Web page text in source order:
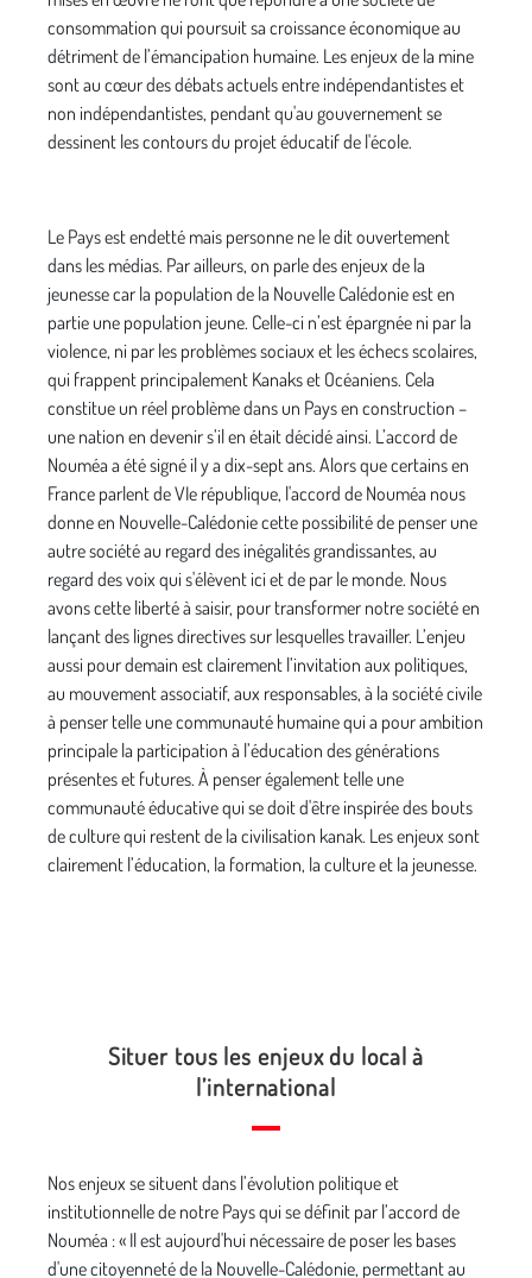
consommation qui poursuit sa croissance économique au
détriment de l’émancipation humaine. Les enjeux de la mine
sont au cœur des débats actuels entre indépendantistes et
non indépendantistes, pendant qu'au gouvernement se
dessinent les contours du projet éducatif de l'école.
Le Pays est endetté mais personne ne le dit ouvertement
dans les médias. Par ailleurs, on parle des enjeux de la
jeunesse car la population de la Nouvelle Calédonie est en
partie une population jeune. Celle-ci n’est épargnée ni par la
violence, ni par les problèmes sociaux et les échecs scolaires,
qui frappent principalement Kanaks et Océaniens. Cela
constitue un réel problème dans un Pays en construction –
une nation en devenir s’il en était décidé ainsi. L’accord de
Nouméa a été signé il y a dix-sept ans. Alors que certains en
France parlent de VIe république, l'accord de Nouméa nous
donne en Nouvelle-Calédonie cette possibilité de penser une
autre société au regard des inégalités grandissantes, au
regard des voix qui s'élèvent ici et de par le monde. Nous
avons cette liberté à saisir, pour transformer notre société en
lançant des lignes directives sur lesquelles travailler. L’enjeu
aussi pour demain est clairement l’invitation aux politiques,
au mouvement associatif, aux responsables, à la société civile
à penser telle une communauté humaine qui a pour ambition
principale la participation à l’éducation des générations
présentes et futures. À penser également telle une
communauté éducative qui se doit d'être inspirée des bouts
de culture qui restent de la civilisation kanak. Les enjeux sont
clairement l’éducation, la formation, la culture et la jeunesse.
Situer tous les enjeux du local à
l’international
Nos enjeux se situent dans l’évolution politique et
institutionnelle de notre Pays qui se définit par l’accord de
Nouméa : « Il est aujourd'hui nécessaire de poser les bases
d'une citoyenneté de la Nouvelle-Calédonie, permettant au